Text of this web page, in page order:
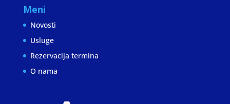
Meni
Novosti
Usluge
Rezervacija termina
O nama